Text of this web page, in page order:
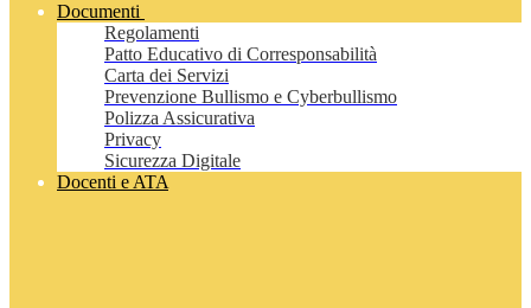
Documenti
Regolamenti
Patto Educativo di Corresponsabilità
Carta dei Servizi
Prevenzione Bullismo e Cyberbullismo
Polizza Assicurativa
Privacy
Sicurezza Digitale
Docenti e ATA